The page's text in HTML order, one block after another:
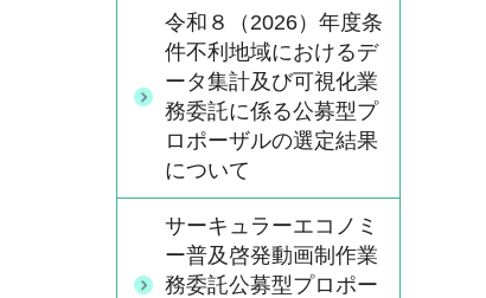
令和８（2026）年度条
件不利地域におけるデ
ータ集計及び可視化業
務委託に係る公募型プ
ロポーザルの選定結果
について
サーキュラーエコノミ
ー普及啓発動画制作業
務委託公募型プロポー